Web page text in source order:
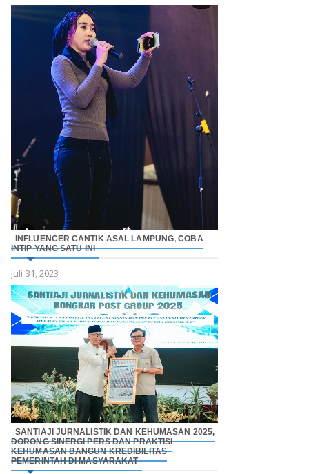
INFLUENCER CANTIK ASAL LAMPUNG, COBA
INTIP YANG SATU INI
Juli 31, 2023
SANTIAJI JURNALISTIK DAN KEHUMASAN 2025,
DORONG SINERGI PERS DAN PRAKTISI
KEHUMASAN BANGUN KREDIBILITAS
PEMERINTAH DI MASYARAKAT